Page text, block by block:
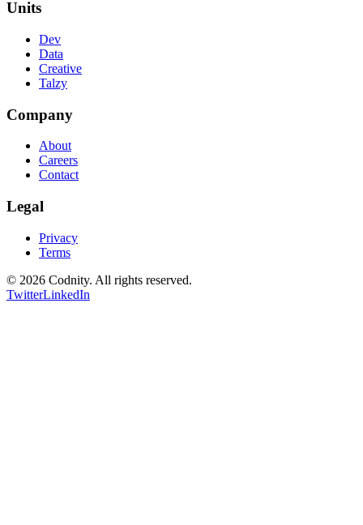
Units
Dev
Data
Creative
Talzy
Company
About
Careers
Contact
Legal
Privacy
Terms
© 2026 Codnity. All rights reserved.
TwitterLinkedIn